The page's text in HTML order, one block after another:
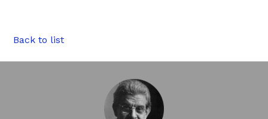
Back to list